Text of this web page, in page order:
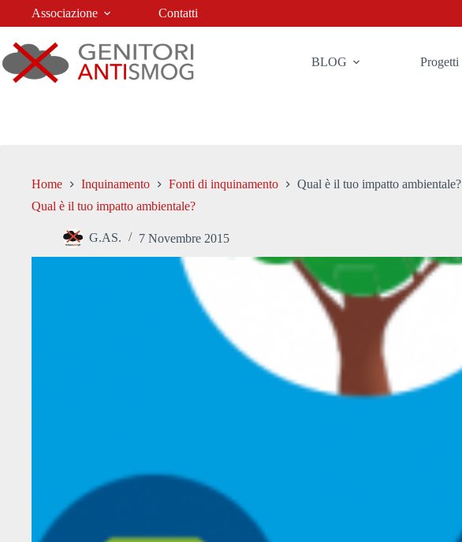
Associazione Contatti
BLOG Progetti
Home Inquinamento Fonti di inquinamento
Qual è il tuo impatto ambientale?
Qual è il tuo impatto ambientale?
G.AS. 7 Novembre 2015